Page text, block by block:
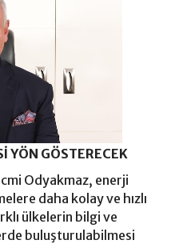
YÖN GÖSTERECEK
Odyakmaz, enerji
daha kolay ve hızlı
ülkelerin bilgi ve
buluşturulabilmesi